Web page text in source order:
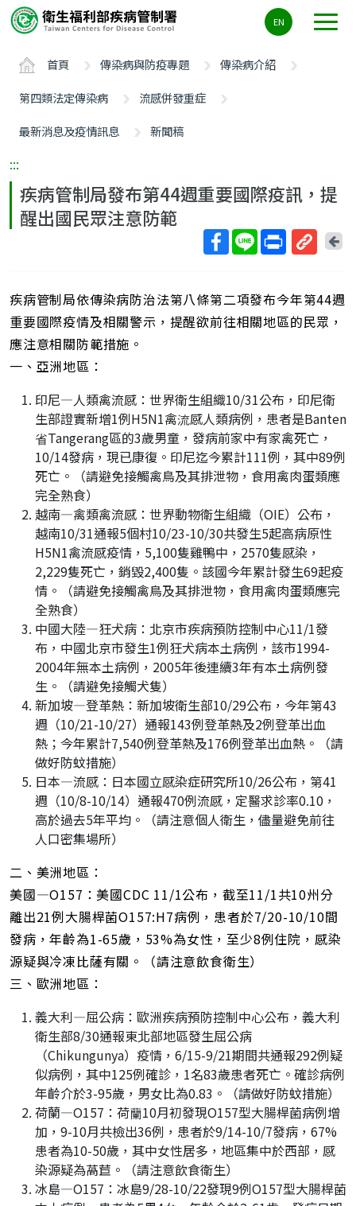
要
ALT+C
EN
首頁 傳染病與防疫專題
傳染病介紹
第四類法定傳染病
流感併發重症
最新消息及疫情訊息
新聞稿
:::
疾病管制局發布第44週重要國際疫訊，提
醒出國民眾注意防範
短
網
回
頁
疾病管制局依傳染病防治法第八條第二項發布今年第44週
重要國際疫情及相關警示，提醒欲前往相關地區的民眾，
應注意相關防範措施。
一、亞洲地區：
印尼—人類禽流感：世界衛生組織10/31公布，印尼衛
生部證實新增1例H5N1禽流感人類病例，患者是Banten
省Tangerang區的3歲男童，發病前家中有家禽死亡，
10/14發病，現已康復。印尼迄今累計111例，其中89例
死亡。（請避免接觸禽鳥及其排泄物，食用禽肉蛋類應
完全熟食）
越南—禽類禽流感：世界動物衛生組織（OIE）公布，
越南10/31通報5個村10/23-10/30共發生5起高病原性
H5N1禽流感疫情，5,100隻雞鴨中，2570隻感染，
2,229隻死亡，銷毀2,400隻。該國今年累計發生69起疫
情。（請避免接觸禽鳥及其排泄物，食用禽肉蛋類應完
全熟食）
中國大陸—狂犬病：北京市疾病預防控制中心11/1發
布，中國北京市發生1例狂犬病本土病例，該市1994-
2004年無本土病例，2005年後連續3年有本土病例發
生。（請避免接觸犬隻）
新加坡—登革熱：新加坡衛生部10/29公布，今年第43
週（10/21-10/27）通報143例登革熱及2例登革出血
熱；今年累計7,540例登革熱及176例登革出血熱。（請
做好防蚊措施）
日本—流感：日本國立感染症研究所10/26公布，第41
週（10/8-10/14）通報470例流感，定醫求診率0.10，
高於過去5年平均。（請注意個人衛生，儘量避免前往
人口密集場所）
二、美洲地區：
美國—O157：美國CDC 11/1公布，截至11/1共10州分
離出21例大腸桿菌O157:H7病例，患者於7/20-10/10間
發病，年齡為1-65歲，53%為女性，至少8例住院，感染
源疑與冷凍比薩有關。（請注意飲食衛生）
三、歐洲地區：
義大利—屈公病：歐洲疾病預防控制中心公布，義大利
衛生部8/30通報東北部地區發生屈公病
（Chikungunya）疫情，6/15-9/21期間共通報292例疑
似病例，其中125例確診，1名83歲患者死亡。確診病例
年齡介於3-95歲，男女比為0.83。（請做好防蚊措施）
荷蘭—O157：荷蘭10月初發現O157型大腸桿菌病例增
加，9-10月共檢出36例，患者於9/14-10/7發病，67%
患者為10-50歲，其中女性居多，地區集中於西部，感
染源疑為萵苣。（請注意飲食衛生）
冰島—O157：冰島9/28-10/22發現9例O157型大腸桿菌